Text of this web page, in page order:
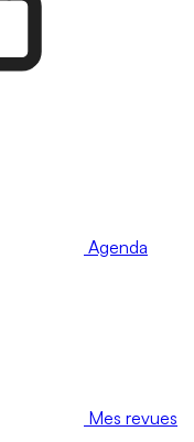
Agenda
Mes revues